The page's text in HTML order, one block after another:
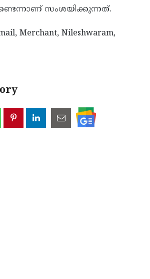
സംശയിക്കുന്നത്.
Merchant, Nileshwaram,